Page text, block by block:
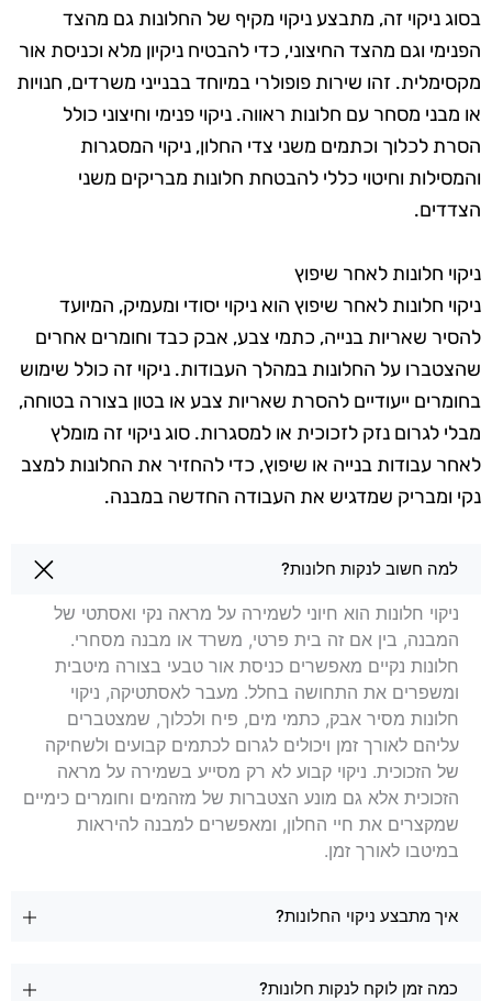
בסוג ניקוי זה, מתבצע ניקוי מקיף של החלונות גם מהצד
הפנימי וגם מהצד החיצוני, כדי להבטיח ניקיון מלא וכניסת אור
מקסימלית. זהו שירות פופולרי במיוחד בבנייני משרדים, חנויות
או מבני מסחר עם חלונות ראווה. ניקוי פנימי וחיצוני כולל
הסרת לכלוך וכתמים משני צדי החלון, ניקוי המסגרות
והמסילות וחיטוי כללי להבטחת חלונות מבריקים משני
הצדדים.
ניקוי חלונות לאחר שיפוץ
ניקוי חלונות לאחר שיפוץ הוא ניקוי יסודי ומעמיק, המיועד
להסיר שאריות בנייה, כתמי צבע, אבק כבד וחומרים אחרים
שהצטברו על החלונות במהלך העבודות. ניקוי זה כולל שימוש
בחומרים ייעודיים להסרת שאריות צבע או בטון בצורה בטוחה,
מבלי לגרום נזק לזכוכית או למסגרות. סוג ניקוי זה מומלץ
לאחר עבודות בנייה או שיפוץ, כדי להחזיר את החלונות למצב
נקי ומבריק שמדגיש את העבודה החדשה במבנה.
שאלות בנושא ניקוי חלונות באשדוד
למה חשוב לנקות חלונות?
ניקוי חלונות הוא חיוני לשמירה על מראה נקי ואסתטי של
המבנה, בין אם זה בית פרטי, משרד או מבנה מסחרי.
חלונות נקיים מאפשרים כניסת אור טבעי בצורה מיטבית
ומשפרים את התחושה בחלל. מעבר לאסתטיקה, ניקוי
חלונות מסיר אבק, כתמי מים, פיח ולכלוך, שמצטברים
עליהם לאורך זמן ויכולים לגרום לכתמים קבועים ולשחיקה
של הזכוכית. ניקוי קבוע לא רק מסייע בשמירה על מראה
הזכוכית אלא גם מונע הצטברות של מזהמים וחומרים כימיים
שמקצרים את חיי החלון, ומאפשרים למבנה להיראות
במיטבו לאורך זמן.
איך מתבצע ניקוי החלונות?
כמה זמן לוקח לנקות חלונות?